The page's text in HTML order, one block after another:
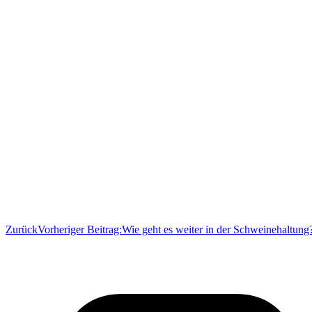
ZurückVorheriger Beitrag:Wie geht es weiter in der